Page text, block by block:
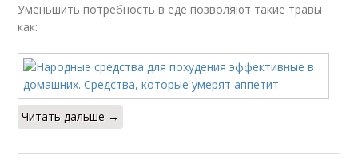
Уменьшить потребность в еде позволяют такие травы
как:
Читать дальше →